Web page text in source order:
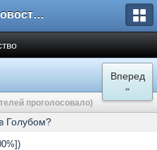
Форум Новостройки
Вперед
»
проголосовало)
Голубом?